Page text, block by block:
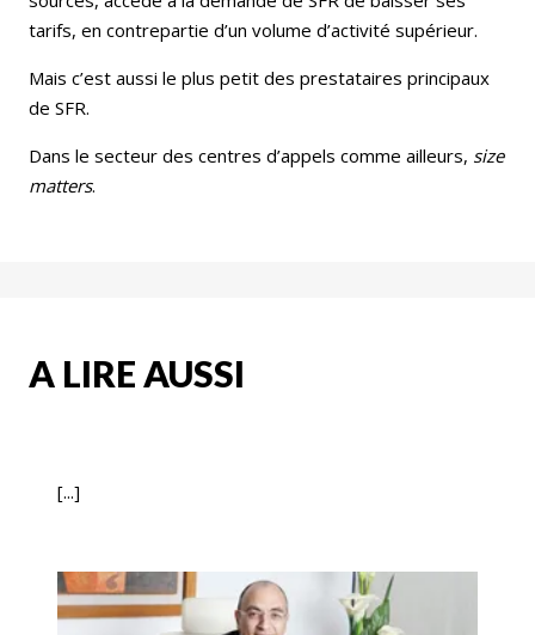
tarifs, en contrepartie d’un volume d’activité supérieur.
Mais c’est aussi le plus petit des prestataires principaux
de SFR.
Dans le secteur des centres d’appels comme ailleurs, size
matters.
A LIRE AUSSI
[...]